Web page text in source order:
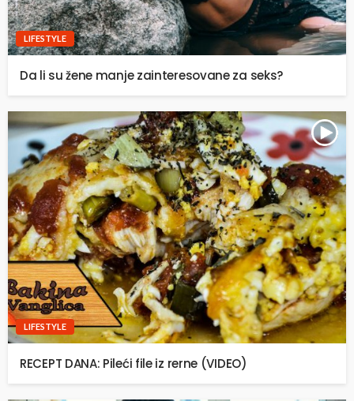
LIFESTYLE
Da li su žene manje zainteresovane za seks?
LIFESTYLE
RECEPT DANA: Pileći file iz rerne (VIDEO)